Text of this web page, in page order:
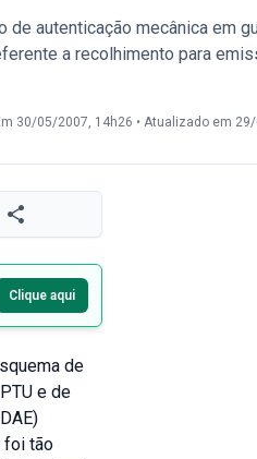
autenticação mecânica em
a recolhimento para
30/05/2007, 14h26 • Atualizado em
Clique aqui
de
e de
foi tão